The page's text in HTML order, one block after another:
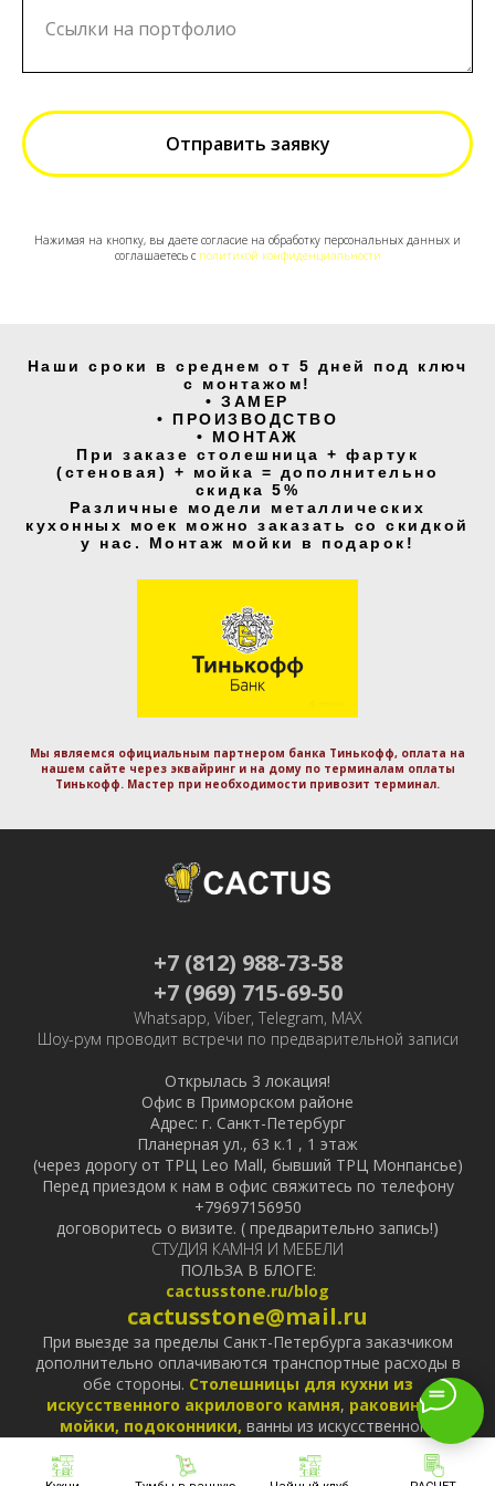
Отправить заявку
Нажимая на кнопку, вы даете согласие на обработку персональных данных и
соглашаетесь c политикой конфиденциальности
Наши сроки в среднем от 5 дней под ключ
с монтажом!
• ЗАМЕР
• ПРОИЗВОДСТВО
• МОНТАЖ
При заказе столешница + фартук
(стеновая) + мойка = дополнительно
скидка 5%
Различные модели металлических
кухонных моек можно заказать со скидкой
у нас. Монтаж мойки в подарок!
Мы являемся официальным партнером банка Тинькофф, оплата на
нашем сайте через эквайринг и на дому по терминалам оплаты
Тинькофф. Маcтер при необходимости привозит терминал.
+7 (812) 988-73-58
+7 (969) 715-69-50
Whatsapp, Viber, Telegram, MAX
Шоу-рум проводит встречи по предварительной записи
Открылась 3 локация!
Офис в Приморском районе
Адрес: г. Санкт-Петербург
Планерная ул., 63 к.1 , 1 этаж
(через дорогу от ТРЦ Leo Mall, бывший ТРЦ Монпансье)
Перед приездом к нам в офис свяжитесь по телефону
+79697156950
договоритесь о визите. ( предварительно запись!)
СТУДИЯ КАМНЯ И МЕБЕЛИ
ПОЛЬЗА В БЛОГЕ:
cactusstone.ru/blog
cactusstone@mail.ru
При выезде за пределы Санкт-Петербурга заказчиком
дополнительно оплачиваются транспортные расходы в
обе стороны. Столешницы для кухни из
искусственного акрилового камня, раковины и
мойки, подоконники, ванны из искусственного
Tristone
от производителя